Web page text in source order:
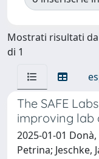
Mostrati risultati da
di 1
The SAFE
improving lab
2025-01-01
Petrina; Jeschke,